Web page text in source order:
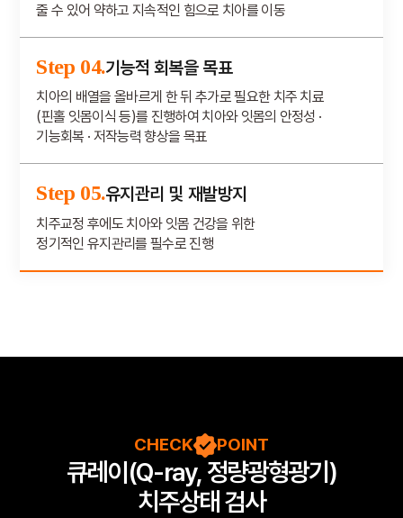
줄 수 있어 약하고 지속적인 힘으로 치아를 이동
Step 04.기능적 회복을 목표
치아의 배열을 올바르게 한 뒤 추가로 필요한 치주 치료
(핀홀 잇몸이식 등)를 진행하여 치아와 잇몸의 안정성 ·
기능회복 · 저작능력 향상을 목표
Step 05.유지관리 및 재발방지
치주교정 후에도 치아와 잇몸 건강을 위한
정기적인 유지관리를 필수로 진행
CHECK POINT
큐레이(Q-ray, 정량광형광기)
치주상태 검사